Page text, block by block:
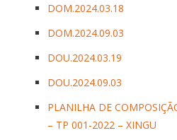
DOM.2024.03.18
DOM.2024.09.03
DOU.2024.03.19
DOU.2024.09.03
PLANILHA DE
– TP 001-2022 – XINGU